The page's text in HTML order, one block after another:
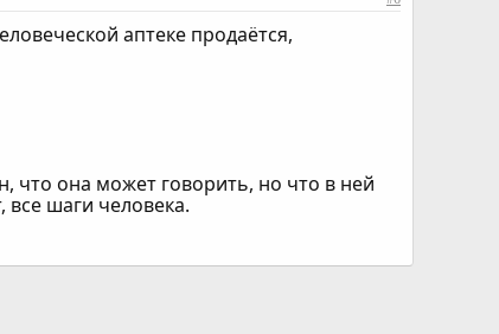
аптеке продаётся,
что она может говорить, но что в ней
все шаги человека.